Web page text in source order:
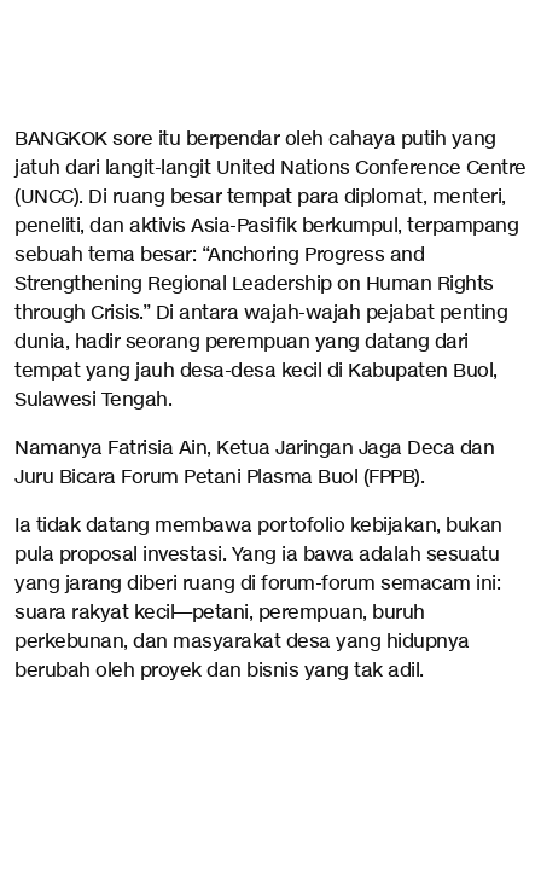
BANGKOK sore itu berpendar oleh cahaya putih yang
jatuh dari langit-langit United Nations Conference Centre
(UNCC). Di ruang besar tempat para diplomat, menteri,
peneliti, dan aktivis Asia-Pasifik berkumpul, terpampang
sebuah tema besar: “Anchoring Progress and
Strengthening Regional Leadership on Human Rights
through Crisis.” Di antara wajah-wajah pejabat penting
dunia, hadir seorang perempuan yang datang dari
tempat yang jauh desa-desa kecil di Kabupaten Buol,
Sulawesi Tengah.
Namanya Fatrisia Ain, Ketua Jaringan Jaga Deca dan
Juru Bicara Forum Petani Plasma Buol (FPPB).
Ia tidak datang membawa portofolio kebijakan, bukan
pula proposal investasi. Yang ia bawa adalah sesuatu
yang jarang diberi ruang di forum-forum semacam ini:
suara rakyat kecil—petani, perempuan, buruh
perkebunan, dan masyarakat desa yang hidupnya
berubah oleh proyek dan bisnis yang tak adil.